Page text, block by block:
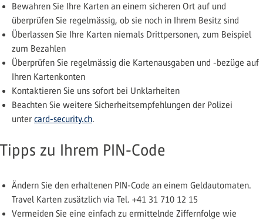
Bewahren Sie Ihre Karten an einem sicheren Ort auf und
überprüfen Sie regelmässig, ob sie noch in Ihrem Besitz sind
Überlassen Sie Ihre Karten niemals Drittpersonen, zum Beispiel
zum Bezahlen
Überprüfen Sie regelmässig die Kartenausgaben und -bezüge auf
Ihren Kartenkonten
Kontaktieren Sie uns sofort bei Unklarheiten
Beachten Sie weitere Sicherheitsempfehlungen der Polizei
unter card-security.ch.
Tipps zu Ihrem PIN-Code
Ändern Sie den erhaltenen PIN-Code an einem Geldautomaten.
Travel Karten zusätzlich via Tel. +41 31 710 12 15
Vermeiden Sie eine einfach zu ermittelnde Ziffernfolge wie